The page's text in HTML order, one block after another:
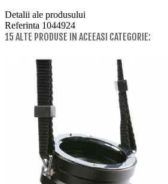
Detalii ale produsului
Referinta 1044924
15 ALTE PRODUSE IN ACEEASI CATEGORIE: